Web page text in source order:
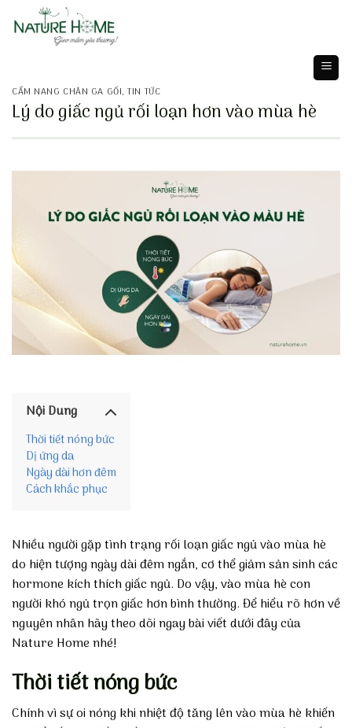
CẨM NANG CHĂN GA GỐI,TIN TỨC
Lý do giấc ngủ rối loạn hơn vào mùa hè
Nội Dung
Thời tiết nóng bức
Dị ứng da
Ngày dài hơn đêm
Cách khắc phục
Nhiều người gặp tình trạng rối loạn giấc ngủ vào mùa hè
do hiện tượng ngày dài đêm ngắn, cơ thể giảm sản sinh các
hormone kích thích giấc ngủ. Do vậy, vào mùa hè con
người khó ngủ trọn giấc hơn bình thường. Để hiểu rõ hơn về
nguyên nhân hãy theo dõi ngay bài viết dưới đây của
Nature Home nhé!
Thời tiết nóng bức
Chính vì sự oi nóng khi nhiệt độ tăng lên vào mùa hè khiến